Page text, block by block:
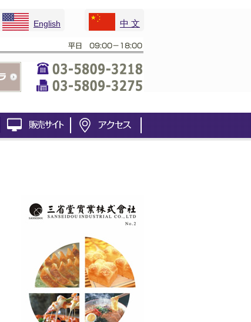
English 中 文